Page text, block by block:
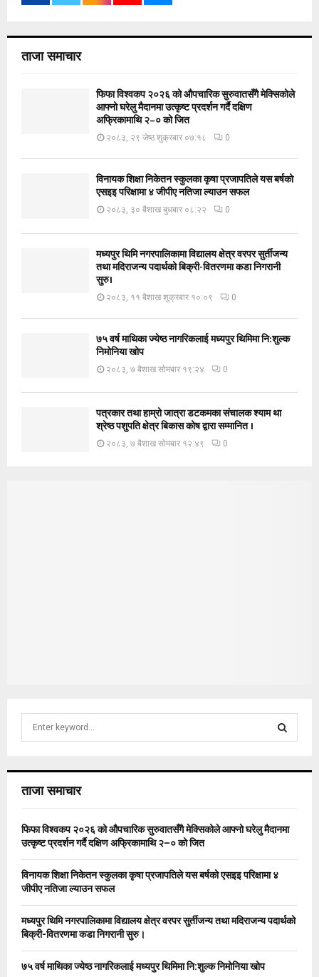
ताजा समाचार
फिफा विश्वकप २०२६ को औपचारिक सुरुवातसँगै मेक्सिकोले
आफ्नो घरेलु मैदानमा उत्कृष्ट प्रदर्शन गर्दै दक्षिण
अफ्रिकामाथि २–० को जित
२०८३, २९ जेष्ठ शुक्रबार ०७:१८ 0
विनायक शिक्षा निकेतन स्कुलका कृषा प्रजापतिले यस बर्षको
एसइइ परिक्षामा ४ जीपीए नतिजा ल्याउन सफल
२०८३, ३० बैशाख बुधबार ०८:२२ 0
मध्यपुर थिमि नगरपालिकामा विद्यालय क्षेत्र वरपर सुर्तीजन्य
तथा मदिराजन्य पदार्थको बिक्री-वितरणमा कडा निगरानी
सुरु।
२०८३, ११ बैशाख शुक्रबार १०:०९ 0
७५ वर्ष माथिका ज्येष्ठ नागरिकलाई मध्यपुर थिमिमा नि:शुल्क
निमोनिया खोप
२०८३, ७ बैशाख सोमबार १९:२४ 0
पत्रकार तथा हाम्रो जात्रा डटकमका संचालक श्याम था
श्रेष्ठ पशुपति क्षेत्र बिकास कोष द्वारा सम्मानित ।
२०८३, ७ बैशाख सोमबार १२:४९ 0
h
o
r
C
ताजा समाचार
फिफा विश्वकप २०२६ को औपचारिक सुरुवातसँगै मेक्सिकोले आफ्नो घरेलु मैदानमा
उत्कृष्ट प्रदर्शन गर्दै दक्षिण अफ्रिकामाथि २–० को जित
विनायक शिक्षा निकेतन स्कुलका कृषा प्रजापतिले यस बर्षको एसइइ परिक्षामा ४
जीपीए नतिजा ल्याउन सफल
मध्यपुर थिमि नगरपालिकामा विद्यालय क्षेत्र वरपर सुर्तीजन्य तथा मदिराजन्य पदार्थको
बिक्री-वितरणमा कडा निगरानी सुरु।
७५ वर्ष माथिका ज्येष्ठ नागरिकलाई मध्यपुर थिमिमा नि:शुल्क निमोनिया खोप